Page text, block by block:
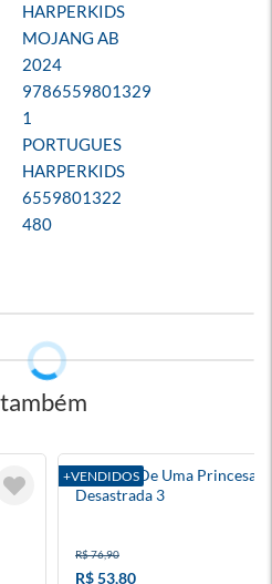
HARPERKIDS
MOJANG AB
2024
9786559801329
1
PORTUGUES
HARPERKIDS
6559801322
480
+VENDIDOS
O Diário De Uma Princesa
Desastrada 3
R$ 76,90
R$ 53,80